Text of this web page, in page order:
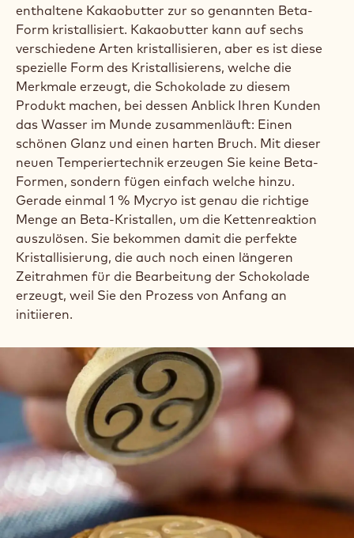
enthaltene Kakaobutter zur so genannten Beta-
Form kristallisiert. Kakaobutter kann auf sechs
verschiedene Arten kristallisieren, aber es ist diese
spezielle Form des Kristallisierens, welche die
Merkmale erzeugt, die Schokolade zu diesem
Produkt machen, bei dessen Anblick Ihren Kunden
das Wasser im Munde zusammenläuft: Einen
schönen Glanz und einen harten Bruch. Mit dieser
neuen Temperiertechnik erzeugen Sie keine Beta-
Formen, sondern fügen einfach welche hinzu.
Gerade einmal 1 % Mycryo ist genau die richtige
Menge an Beta-Kristallen, um die Kettenreaktion
auszulösen. Sie bekommen damit die perfekte
Kristallisierung, die auch noch einen längeren
Zeitrahmen für die Bearbeitung der Schokolade
erzeugt, weil Sie den Prozess von Anfang an
initiieren.